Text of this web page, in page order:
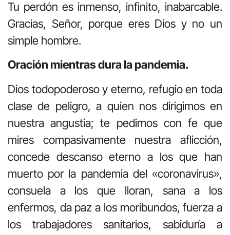
Tu perdón es inmenso, infinito, inabarcable.
Gracias, Señor, porque eres Dios y no un
simple hombre.
Oración mientras dura la pandemia.
Dios todopoderoso y eterno, refugio en toda
clase de peligro, a quien nos dirigimos en
nuestra angustia; te pedimos con fe que
mires compasivamente nuestra aflicción,
concede descanso eterno a los que han
muerto por la pandemia del «coronavirus»,
consuela a los que lloran, sana a los
enfermos, da paz a los moribundos, fuerza a
los trabajadores sanitarios, sabiduría a